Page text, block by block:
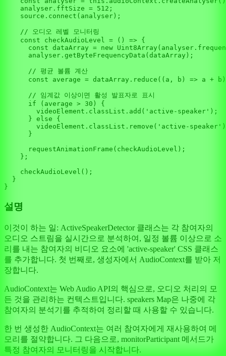
    analyser.
fftSize = 512 ;
    source.
connect (analyser);
// 오디오 레벨 모니터링
const
checkAudioLevel = ( ) => {
const dataArray = new Uint8Array (analyser.
      analyser.
getByteFrequencyData (dataArray);
// 평균 볼륨 계산
const average = dataArray. reduce ( ( a, b ) => a +
// 임계값 이상이면 활성 발표자로 표시
if (average > 30 ) {
        videoElement.
classList . add ( 'active-speaker' );
      }
else {
        videoElement.
classList . remove ( 'active-speaker'
      }
requestAnimationFrame (checkAudioLevel);
    };
checkAudioLevel ();
  }
설명
이것이 하는 일: ActiveSpeakerDetector 클래스는 각 참여자의
오디오 스트림을 실시간으로 분석하여, 일정 볼륨 이상으로 소
리를 내는 참여자의 비디오 요소에 'active-speaker' CSS 클래스
를 추가합니다. 첫 번째로, 생성자에서 AudioContext를 받아 저
장합니다.
AudioContext는 Web Audio API의 핵심으로, 오디오 처리의 모
든 것을 관리하는 컨텍스트입니다. speakers Map은 나중에 각
참여자의 분석기를 추적하여 정리할 때 사용할 수 있습니다.
한 번 생성한 AudioContext는 여러 참여자에게 재사용하여 메
모리를 절약합니다. 그 다음으로, monitorParticipant 메서드가
특정 참여자의 모니터링을 시작합니다.